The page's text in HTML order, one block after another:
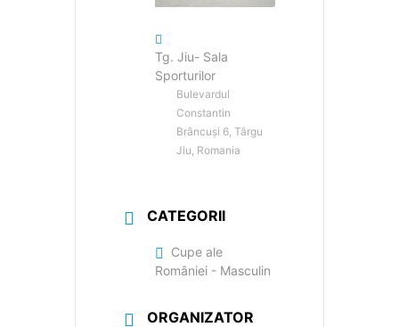
Tg. Jiu- Sala
Sporturilor
Bulevardul
Constantin
Brâncuși 6, Târgu
Jiu, Romania
CATEGORII
Cupe ale
României - Masculin
ORGANIZATOR